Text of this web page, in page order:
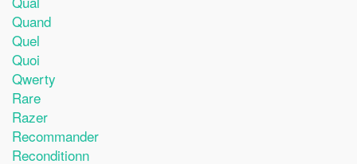
Quand
Quel
Quoi
Qwerty
Rare
Razer
Recommander
Reconditionn